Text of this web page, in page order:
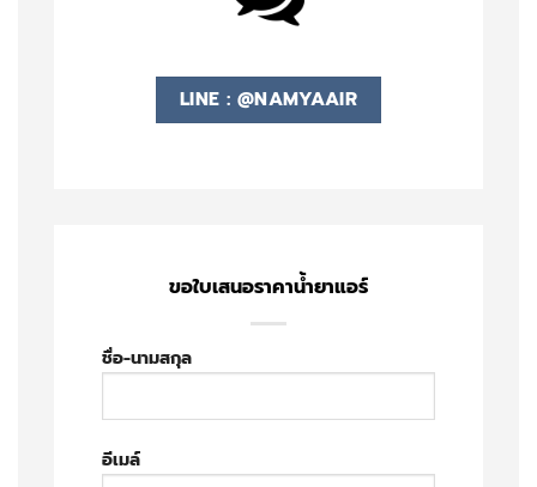
LINE : @NAMYAAIR
ขอใบเสนอราคาน้ำยาแอร์
ชื่อ-นามสกุล
อีเมล์